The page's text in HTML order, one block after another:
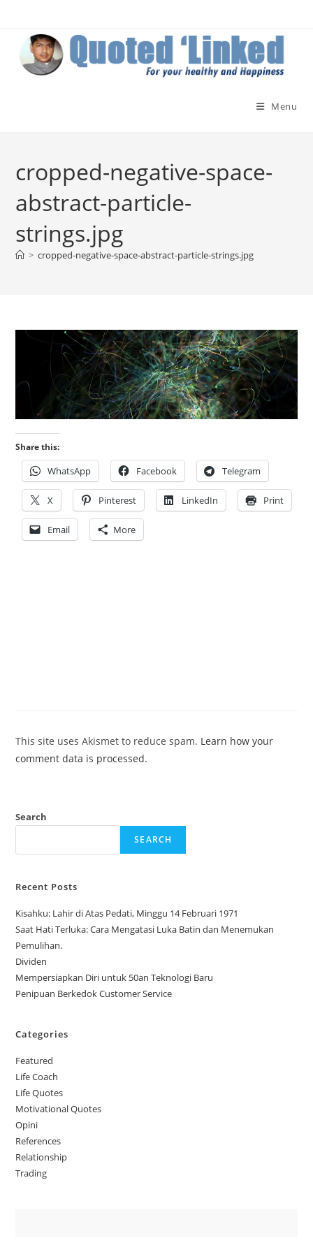
content
Menu
cropped-negative-space-
abstract-particle-
strings.jpg
> cropped-negative-space-abstract-particle-strings.jpg
Share this:
WhatsApp Facebook Telegram
X Pinterest LinkedIn Print
Email More
This site uses Akismet to reduce spam. Learn how your
comment data is processed.
Search
SEARCH
Recent Posts
Kisahku: Lahir di Atas Pedati, Minggu 14 Februari 1971
Saat Hati Terluka: Cara Mengatasi Luka Batin dan Menemukan
Pemulihan.
Dividen
Mempersiapkan Diri untuk 50an Teknologi Baru
Penipuan Berkedok Customer Service
Categories
Featured
Life Coach
Life Quotes
Motivational Quotes
Opini
References
Relationship
Trading